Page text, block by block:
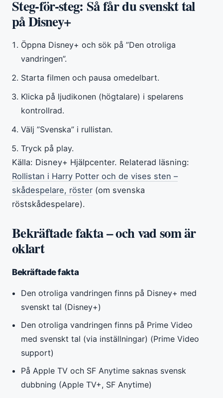
Steg-för-steg: Så får du svenskt tal
på Disney+
Öppna Disney+ och sök på ”Den otroliga
vandringen”.
Starta filmen och pausa omedelbart.
Klicka på ljudikonen (högtalare) i spelarens
kontrollrad.
Välj ”Svenska” i rullistan.
Tryck på play.
Källa: Disney+ Hjälpcenter. Relaterad läsning:
Rollistan i Harry Potter och de vises sten –
skådespelare, röster (om svenska
röstskådespelare).
Bekräftade fakta – och vad som är
oklart
Bekräftade fakta
Den otroliga vandringen finns på Disney+ med
svenskt tal (Disney+)
Den otroliga vandringen finns på Prime Video
med svenskt tal (via inställningar) (Prime Video
support)
På Apple TV och SF Anytime saknas svensk
dubbning (Apple TV+, SF Anytime)